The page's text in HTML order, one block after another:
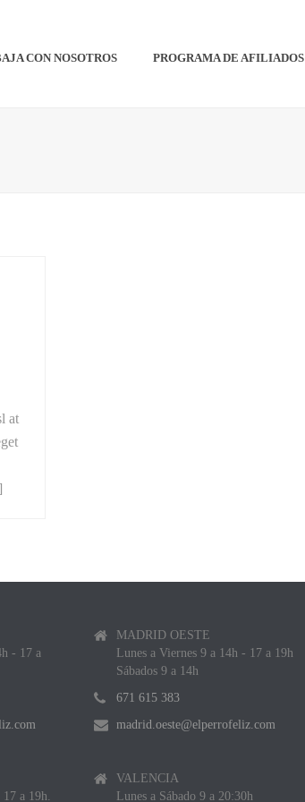
CON NOSOTROS PROGRAMA DE AFILIADOS
at
- 17 a
17 a 19h.
MADRID OESTE
Lunes a Viernes 9 a 14h - 17 a 19h
Sábados 9 a 14h
671 615 383
madrid.oeste@elperrofeliz.com
VALENCIA
Lunes a Sábado 9 a 20:30h